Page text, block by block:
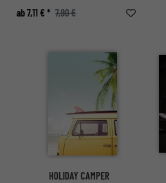
ab 7,11 € * 7,90 €
HOLIDAY CAMPER